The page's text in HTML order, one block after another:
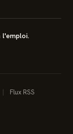
l'emploi.
Flux RSS